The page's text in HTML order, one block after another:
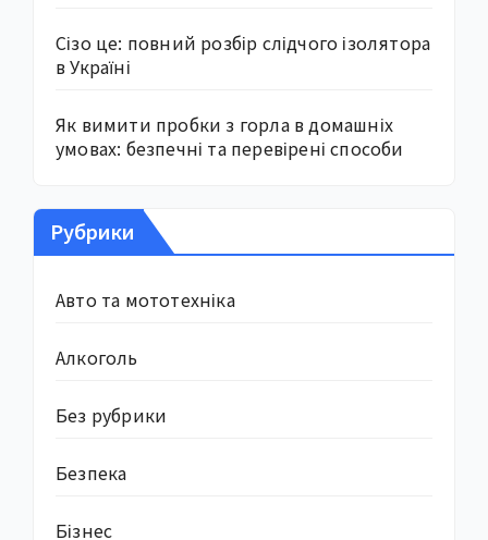
Сізо це: повний розбір слідчого ізолятора
в Україні
Як вимити пробки з горла в домашніх
умовах: безпечні та перевірені способи
Рубрики
Авто та мототехніка
Алкоголь
Без рубрики
Безпека
Бізнес